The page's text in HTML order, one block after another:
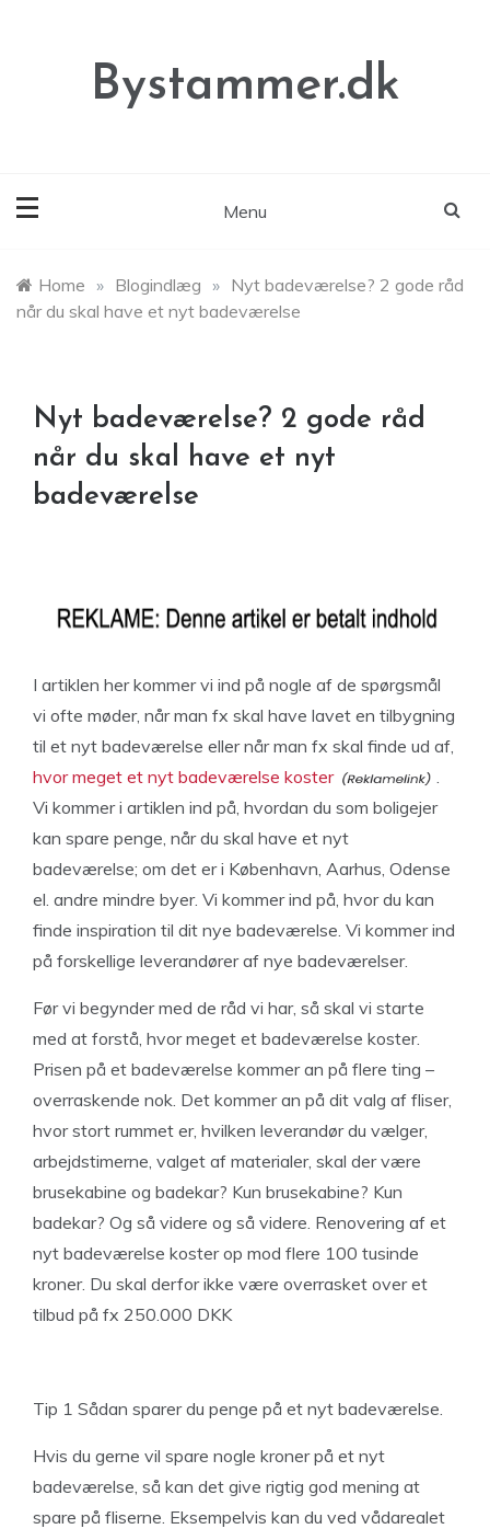
Bystammer.dk
Menu
Home » Blogindlæg » Nyt badeværelse? 2 gode råd
når du skal have et nyt badeværelse
Nyt badeværelse? 2 gode råd
når du skal have et nyt
badeværelse
I artiklen her kommer vi ind på nogle af de spørgsmål
vi ofte møder, når man fx skal have lavet en tilbygning
til et nyt badeværelse eller når man fx skal finde ud af,
hvor meget et nyt badeværelse koster
.
Vi kommer i artiklen ind på, hvordan du som boligejer
kan spare penge, når du skal have et nyt
badeværelse; om det er i København, Aarhus, Odense
el. andre mindre byer. Vi kommer ind på, hvor du kan
finde inspiration til dit nye badeværelse. Vi kommer ind
på forskellige leverandører af nye badeværelser.
Før vi begynder med de råd vi har, så skal vi starte
med at forstå, hvor meget et badeværelse koster.
Prisen på et badeværelse kommer an på flere ting –
overraskende nok. Det kommer an på dit valg af fliser,
hvor stort rummet er, hvilken leverandør du vælger,
arbejdstimerne, valget af materialer, skal der være
brusekabine og badekar? Kun brusekabine? Kun
badekar? Og så videre og så videre. Renovering af et
nyt badeværelse koster op mod flere 100 tusinde
kroner. Du skal derfor ikke være overrasket over et
tilbud på fx 250.000 DKK
Tip 1 Sådan sparer du penge på et nyt badeværelse.
Hvis du gerne vil spare nogle kroner på et nyt
badeværelse, så kan det give rigtig god mening at
spare på fliserne. Eksempelvis kan du ved vådarealet